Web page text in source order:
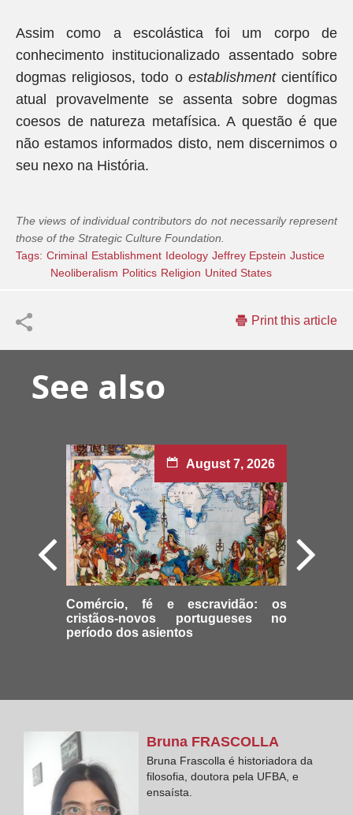
Assim como a escolástica foi um corpo de
conhecimento institucionalizado assentado sobre
dogmas religiosos, todo o establishmentcientífico
atual provavelmente se assenta sobre dogmas
coesos de natureza metafísica. A questão é que
não estamos informados disto, nem discernimos o
seu nexo na História.
The views of individual contributors do not necessarily represent
those of the Strategic Culture Foundation.
Tags: Criminal Establishment Ideology Jeffrey Epstein Justice
Neoliberalism Politics Religion United States
Print this article
See also
August 7, 2026
Comércio, fé e escravidão: os
cristãos-novos portugueses no
período dos asientos
Bruna FRASCOLLA
Bruna Frascolla é historiadora da
filosofia, doutora pela UFBA, e
ensaísta.